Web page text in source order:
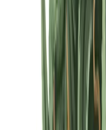
Cannabis Extrakte